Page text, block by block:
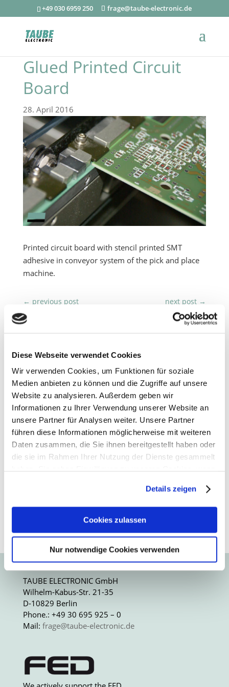
Diese Webseite verwendet Cookies
Wir verwenden Cookies, um Funktionen für soziale
Medien anbieten zu können und die Zugriffe auf unsere
Website zu analysieren. Außerdem geben wir
Informationen zu Ihrer Verwendung unserer Website an
unsere Partner für Analysen weiter. Unsere Partner
führen diese Informationen möglicherweise mit weiteren
Daten zusammen, die Sie ihnen bereitgestellt haben oder
die sie im Rahmen Ihrer Nutzung der Dienste gesammelt
Erfahren Sie in unsererDatenschutzerklärungmehr
darüber, wer wir sind, wie Sie uns kontaktieren können
und wie wir personenbezogene Daten verarbeiten.
Sie können Ihre Einwilligung jederzeit von derCookie-
Details zeigen
Cookies zulassen
Nur notwendige Cookies verwenden
+49 030 6959 250 frage@taube-electronic.de
Glued Printed Circuit
Board
28. April 2016
Printed circuit board with stencil printed SMT
adhesive in conveyor system of the pick and place
machine.
← previous post next post →
Getting together
creates space for
discussion,
understanding and
new ideas
True to the motto “Getting
together creates space for
discussion, understanding and
Circuit Boards” working group
Read More
TAUBE ELECTRONIC GmbH
Wilhelm-Kabus-Str. 21-35
D-10829 Berlin
Phone.: +49 30 695 925 – 0
Mail: frage@taube-electronic.de